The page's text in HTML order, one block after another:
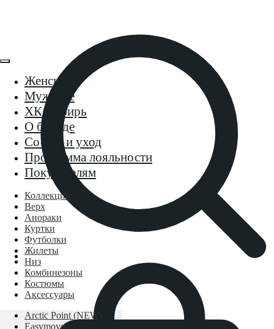
Женское
Мужское
ХК Сибирь
О бренде
Состав и уход
Программа лояльности
Покупателям
Коллекции
Верх
Анораки
Куртки
Футболки
Жилеты
Низ
Комбинезоны
Костюмы
Аксессуары
Arctic Point (NEW)
Easymove